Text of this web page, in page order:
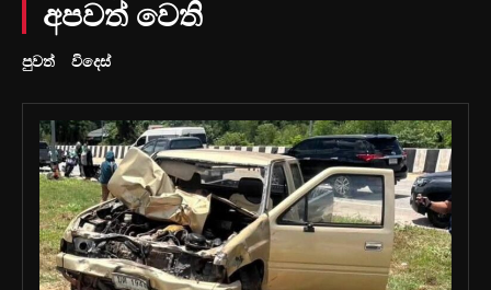
අපවත් වෙති
පුවත් විදෙස්